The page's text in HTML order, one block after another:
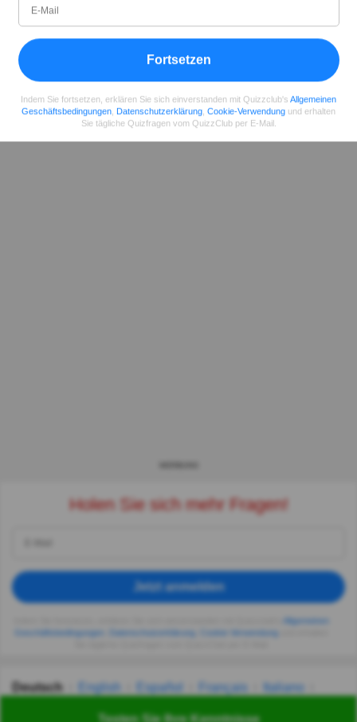
Testen Sie Ihre Kenntnisse
Teilenauf Facebook
Holen Sie sich mehr Fragen!
Jetzt anmelden
Allgemeinen
Geschäftsbedingungen
Datenschutzerklärung Cookie-Verwendung
Deutsch English Español Français
Italiano
Fortsetzen
Indem Sie fortsetzen, erklären Sie sich einverstanden mit Quizzclub's Allgemeinen
Geschäftsbedingungen Datenschutzerklärung Cookie-Verwendung und erhalten
Sie tägliche Quizfragen vom QuizzClub per E-Mail.